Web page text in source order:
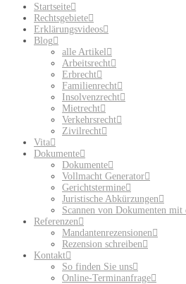
Startseite
Rechtsgebiete
Erklärungsvideos
Blog
alle Artikel
Arbeitsrecht
Erbrecht
Familienrecht
Insolvenzrecht
Mietrecht
Verkehrsrecht
Zivilrecht
Vita
Dokumente
Dokumente
Vollmacht Generator
Gerichtstermine
Juristische Abkürzungen
Scannen von Dokumenten mit
Referenzen
Mandantenrezensionen
Rezension schreiben
Kontakt
So finden Sie uns
Online-Terminanfrage